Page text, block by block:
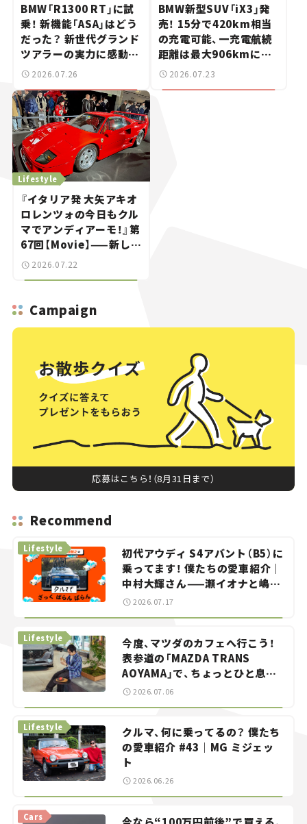
BMW「R1300 RT」に試
乗！ 新機能「ASA」はどう
だった？ 新世代グランド
ツアラーの実力に感動
【試乗レビュー】
2026.07.26
BMW新型SUV「iX3」発
売！ 15分で420km相当
の充電可能、一充電航続
距離は最大906kmに。
サッカー中村敬斗選手も
2026.07.23
Lifestyle
『イタリア発 大矢アキオ
ロレンツォの今日もクル
マでアンディアーモ！』第
67回【Movie】——新しい
スーパーカーショーで起
きた、若者たちの「驚き」
2026.07.22
Campaign
応募はこちら！（8月31日まで）
Recommend
初代アウディ S4アバント（B5）に
乗ってます！ 僕たちの愛車紹介｜
中村大輝さん——瀬イオナと嶋田
智之の「クルマでざっくばらんば
らん！」＃20
Lifestyle
2026.07.17
今度、マツダのカフェへ行こう！
表参道の「MAZDA TRANS
AOYAMA」で、ちょっとひと息。
——連載｜CCGとクルマでどうす
Lifestyle
2026.07.06
クルマ、何に乗ってるの？ 僕たち
の愛車紹介 #43｜MG ミジェッ
ト
Lifestyle
2026.06.26
Cars